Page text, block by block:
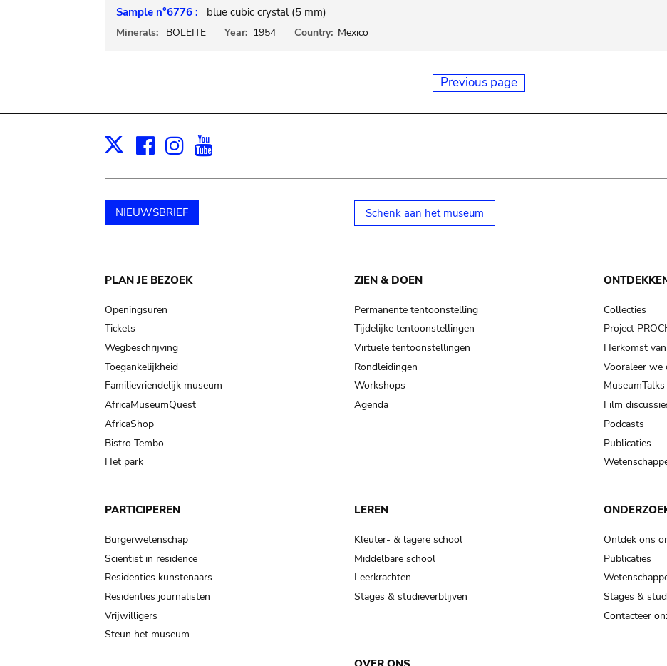
Sample n°6776 : blue cubic crystal (5 mm)
Minerals: BOLEITE Year: 1954 Country: Mexico
Previous page
X Facebook
Instagram
NIEUWSBRIEF Schenk aan het museum
Main
navigation
PLAN JE BEZOEK
Openingsuren
Tickets
Wegbeschrijving
Toegankelijkheid
Familievriendelijk museum
AfricaMuseumQuest
AfricaShop
Bistro Tembo
Het park
ZIEN & DOEN
Permanente tentoonstelling
Tijdelijke tentoonstellingen
Virtuele tentoonstellingen
Rondleidingen
Workshops
Agenda
Collecties
Project
Herkomst
Vooraleer we
MuseumTalks
Film
Podcasts
Publicaties
PARTICIPEREN
Burgerwetenschap
Scientist in residence
Residenties kunstenaars
Residenties journalisten
Vrijwilligers
Steun het museum
LEREN
Kleuter- & lagere school
Middelbare school
Leerkrachten
Stages & studieverblijven
Ontdek ons
Publicaties
Stages &
Contacteer